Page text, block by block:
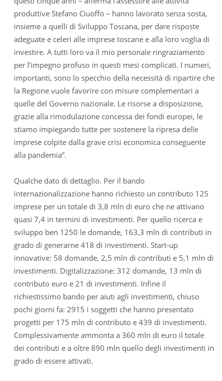
produttive Stefano Ciuoffo – hanno lavorato senza sosta,
insieme a quelli di Sviluppo Toscana, per dare risposte
adeguate e celeri alle imprese toscane e alla loro voglia di
investire. A tutti loro va il mio personale ringraziamento
per l’impegno profuso in questi mesi complicati. I numeri,
importanti, sono lo specchio della necessità di ripartire che
la Regione vuole favorire con misure complementari a
quelle del Governo nazionale. Le risorse a disposizione,
grazie alla rimodulazione concessa dei fondi europei, le
stiamo impiegando tutte per sostenere la ripresa delle
imprese colpite dalla grave crisi economica conseguente
alla pandemia”.
Qualche dato di dettaglio. Per il bando
internazionalizzazione hanno richiesto un contributo 125
imprese per un totale di 3,8 mln di euro che ne attivano
quasi 7,4 in termini di investimenti. Per quello ricerca e
sviluppo ben 1250 le domande, 163,3 mln di contributi in
grado di generarne 418 di investimenti. Start-up
innovative: 58 domande, 2,5 mln di contributi e 5,1 mln di
investimenti. Digitalizzazione: 312 domande, 13 mln di
contributo euro e 21 di investimenti. Infine il
richiestissimo bando per aiuti agli investimenti, chiuso
pochi giorni fa: 2915 i soggetti che hanno presentato
progetti per 175 mln di contributo e 439 di investimenti.
Complessivamente ammonta a 360 mln di euro il totale
dei contributi e a oltre 890 mln quello degli investimenti in
grado di essere attivati.